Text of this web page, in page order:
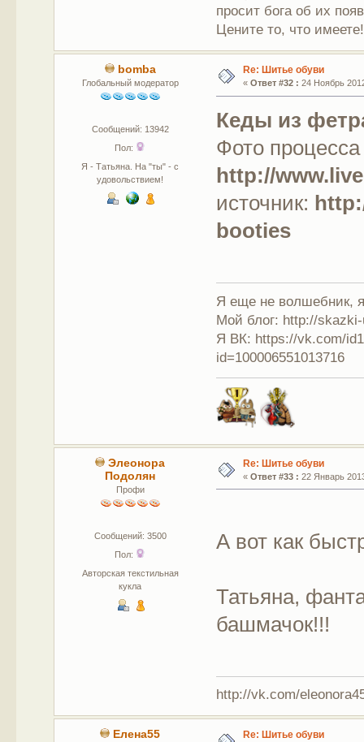
просит бога об их
Цените то, что имеете!
bomba
Глобальный модератор
Сообщений: 13942
Пол:
Я - Татьяна. На "ты" - с
удовольствием!
Re: Шитье обуви
« Ответ #32 : 24 Ноябрь
Кеды из
Фото процесса
http://
источник:
booties
Я еще не волшебник,
Мой блог: http://
Я ВК: https://vk.com/
id=100006551013716
Элеонора
Подолян
Профи
Сообщений: 3500
Пол:
Авторская текстильная
кукла
Re: Шитье обуви
« Ответ #33 : 22 Январь
А вот как
Татьяна,
башмачок!!!
http://vk.com/
Елена55 Re: Шитье обуви